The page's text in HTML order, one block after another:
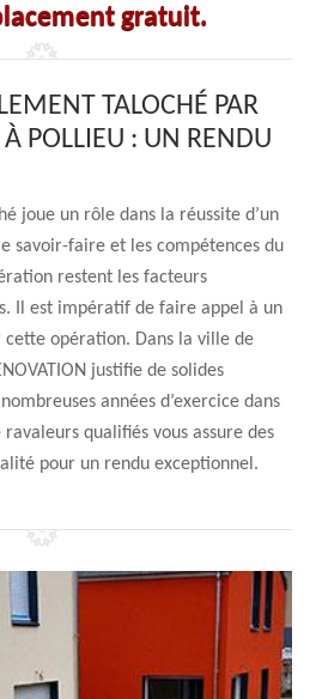
gratuit.
TALOCHÉ PAR
POLLIEU : UN RENDU
joue un rôle dans la réussite d’un
savoir-faire et les compétences du
restent les facteurs
Il est impératif de faire appel à un
opération. Dans la ville de
justifie de solides
années d’exercice dans
qualifiés vous assure des
pour un rendu exceptionnel.